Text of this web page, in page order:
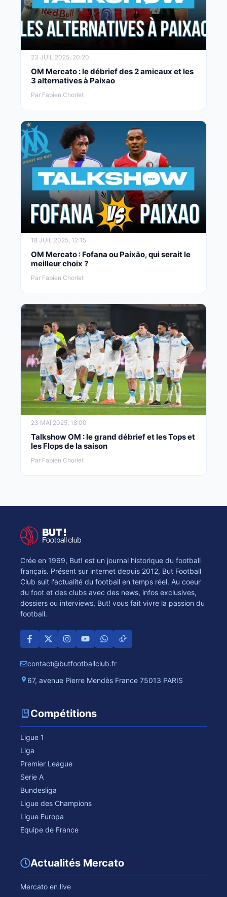
23 JUIL 2025, 20:20
OM Mercato : le débrief des 2 amicaux et les
3 alternatives à Paixao
Par Fabien Chorlet
18 JUIL 2025, 12:15
OM Mercato : Fofana ou Paixão, qui serait le
meilleur choix ?
Par Fabien Chorlet
23 MAI 2025, 18:00
Talkshow OM : le grand débrief et les Tops et
les Flops de la saison
Par Fabien Chorlet
Crée en 1969, But! est un journal historique du football
français. Présent sur internet depuis 2012, But Football
Club suit l'actualité du football en temps réel. Au coeur
du foot et des clubs avec des news, infos exclusives,
dossiers ou interviews, But! vous fait vivre la passion du
football.
contact@butfootballclub.fr
67, avenue Pierre Mendès France 75013 PARIS
Compétitions
Ligue 1
Liga
Premier League
Serie A
Bundesliga
Ligue des Champions
Ligue Europa
Equipe de France
Actualités Mercato
Mercato en live